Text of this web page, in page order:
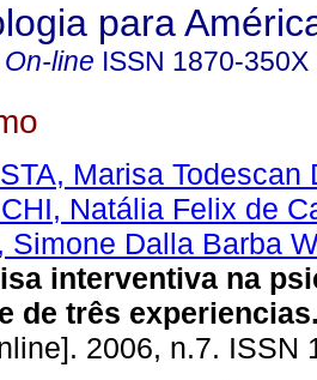
para
line ISSN 1870-350X
Marisa Todescan
Natália Felix de
Simone Dalla Barba
interventiva na
de três experiencias
2006, n.7. ISSN